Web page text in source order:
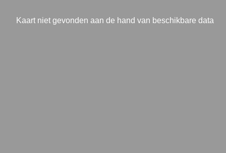
Kaart niet gevonden aan de hand van beschikbare data